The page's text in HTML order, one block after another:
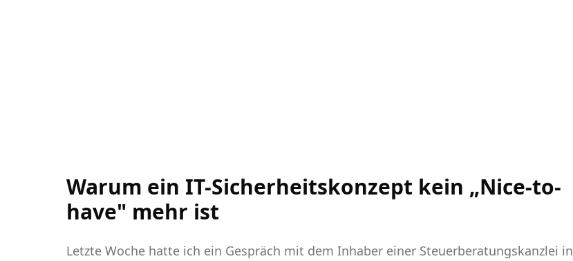
Warum ein IT-Sicherheitskonzept kein „Nice-to-
have" mehr ist
Letzte Woche hatte ich ein Gespräch mit dem Inhaber einer Steuerberatungskanzlei in